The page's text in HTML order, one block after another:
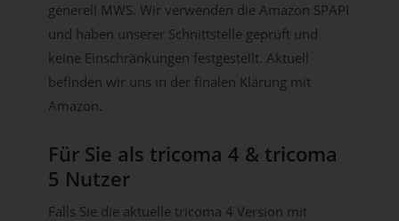
generell MWS. Wir verwenden die Amazon SPAPI
und haben unserer Schnittstelle geprüft und
keine Einschränkungen festgestellt. Aktuell
befinden wir uns in der finalen Klärung mit
Amazon.
Für Sie als tricoma 4 & tricoma
5 Nutzer
Falls Sie die aktuelle tricoma 4 Version mit